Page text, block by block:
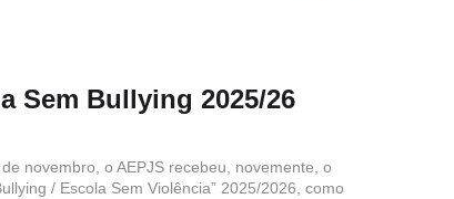
Sem Bullying 2025/26
novembro, o AEPJS recebeu, novemente, o
/ Escola Sem Violência” 2025/2026, como